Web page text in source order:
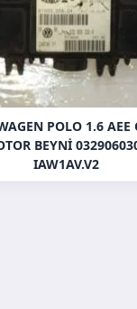
POLO 1.6 AEE
BEYNI
IAW1AV.V2